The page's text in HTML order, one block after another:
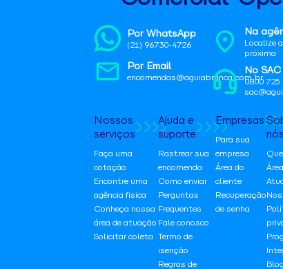
Por WhatsApp
(21) 96730-4726
Por Email
encomendas@aguiabranca.com.br
Na
Localize
próxima
No SAC
0800 725
Nossos
serviços
Faça uma
cotação
Encontre uma
agência física
Conheça nossa
área de atuação
Solicitar coleta
Ajuda e
suporte
Rastrear sua
encomenda
Como enviar
Perguntas
Frequentes
Fale conosco
Termo de
isenção
Regras de
Empresas
Para sua
empresa
Área do
cliente
Recuperação
de senha
nós
Blog